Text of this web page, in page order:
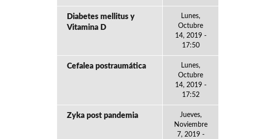
Diabetes mellitus y
Vitamina D
Lunes,
Octubre
14, 2019 -
17:50
Cefalea postraumática
Lunes,
Octubre
14, 2019 -
17:52
Zyka post pandemia
Jueves,
Noviembre
7, 2019 -